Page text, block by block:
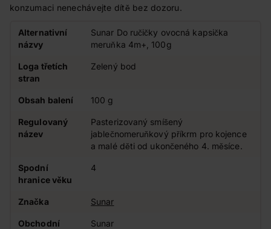
konzumaci nenechávejte dítě bez dozoru.
Alternativní
názvy
Sunar Do ručičky ovocná kapsička
meruňka 4m+, 100g
Loga třetích
stran
Zelený bod
Obsah balení 100 g
Regulovaný
název
Pasterizovaný smíšený
jablečnomeruňkový příkrm pro kojence
a malé děti od ukončeného 4. měsíce.
Spodní
hranice věku
4
Značka Sunar
Obchodní
Sunar